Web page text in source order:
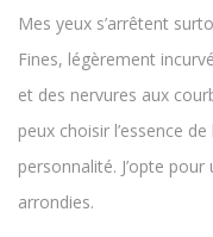
Mes yeux s’arrêtent
Fines, légèrement
et des nervures aux
peux choisir l’essence
personnalité. J’opte
arrondies.